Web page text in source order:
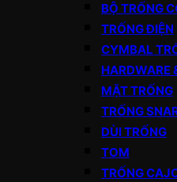
BỘ TRỐNG
TRỐNG ĐIỆN
CYMBAL
HARDWARE
MẶT TRỐNG
TRỐNG
DÙI TRỐNG
TOM
TRỐNG